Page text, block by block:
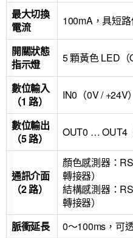
最大切換
電流
100mA，具短
開關狀態
指示燈
5 顆黃色 LED（
數位輸入
（1 路）
IN0（0V / +24V
數位輸出
（5 路）
OUT0 … OUT4
通訊介面
（2 路）
顏色感測器：
轉接器）
結構感測器：
轉接器）
脈衝延長
0～100ms，可